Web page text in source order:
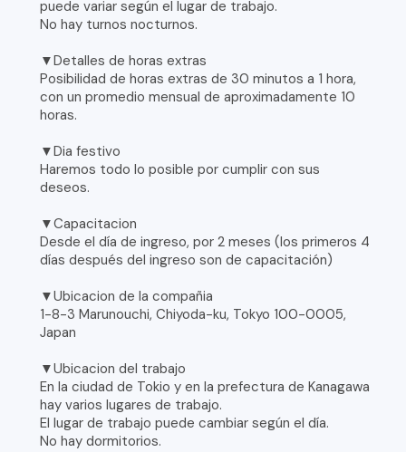
puede variar según el lugar de trabajo.
No hay turnos nocturnos.
▼Detalles de horas extras
Posibilidad de horas extras de 30 minutos a 1 hora,
con un promedio mensual de aproximadamente 10
horas.
▼Dia festivo
Haremos todo lo posible por cumplir con sus
deseos.
▼Capacitacion
Desde el día de ingreso, por 2 meses (los primeros 4
días después del ingreso son de capacitación)
▼Ubicacion de la compañia
1-8-3 Marunouchi, Chiyoda-ku, Tokyo 100-0005,
Japan
▼Ubicacion del trabajo
En la ciudad de Tokio y en la prefectura de Kanagawa
hay varios lugares de trabajo.
El lugar de trabajo puede cambiar según el día.
No hay dormitorios.